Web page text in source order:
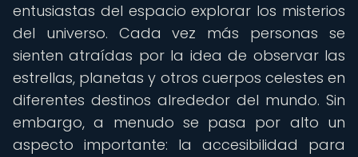
entusiastas del espacio explorar los misterios
del universo. Cada vez más personas se
sienten atraídas por la idea de observar las
estrellas, planetas y otros cuerpos celestes en
diferentes destinos alrededor del mundo. Sin
embargo, a menudo se pasa por alto un
aspecto importante: la accesibilidad para